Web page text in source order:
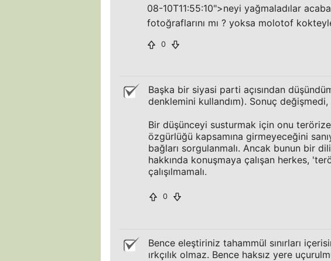
08-10T11:55:10">neyi yağmaladılar
fotoğraflarını mı ? yoksa molotof
0
Başka bir siyasi parti açısından
denklemini kullandım). Sonuç
Bir düşünceyi susturmak için onu
özgürlüğü kapsamına girmeyeceğini
bağları sorgulanmalı. Ancak bunun bir
hakkında konuşmaya çalışan herkes,
çalışılmamalı.
0
Bence eleştiriniz tahammül sınırları
ırkçılık olmaz. Bence haksız yere